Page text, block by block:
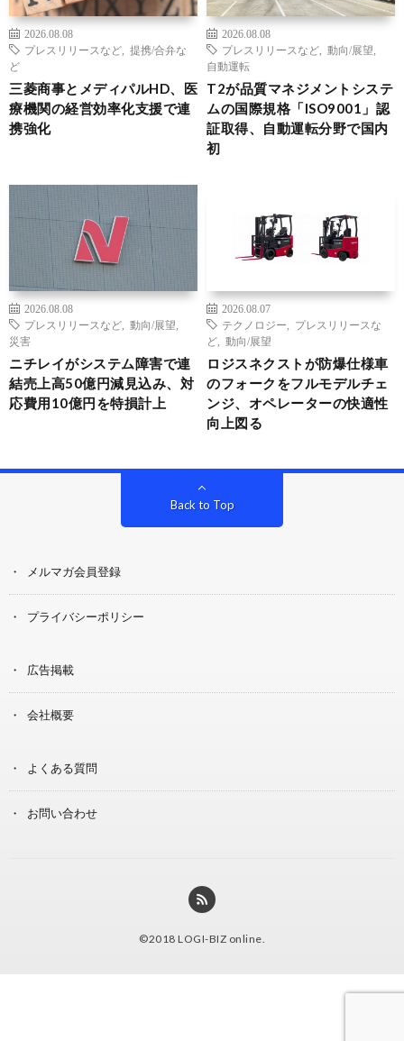
2026.08.08
プレスリリースなど
提携/合弁な
ど
三菱商事とメディパルHD、医
療機関の経営効率化支援で連
携強化
2026.08.08
プレスリリースなど
動向/展望
自動運転
T2が品質マネジメントシステ
ムの国際規格「ISO9001」認
証取得、自動運転分野で国内
初
2026.08.08
プレスリリースなど
動向/展望
災害
ニチレイがシステム障害で連
結売上高50億円減見込み、対
応費用10億円を特損計上
2026.08.07
テクノロジー
プレスリリースな
ど
動向/展望
ロジスネクストが防爆仕様車
のフォークをフルモデルチェ
ンジ、オペレーターの快適性
向上図る
Back to Top
メルマガ会員登録
プライバシーポリシー
広告掲載
会社概要
よくある質問
お問い合わせ
©2018 LOGI-BIZ online